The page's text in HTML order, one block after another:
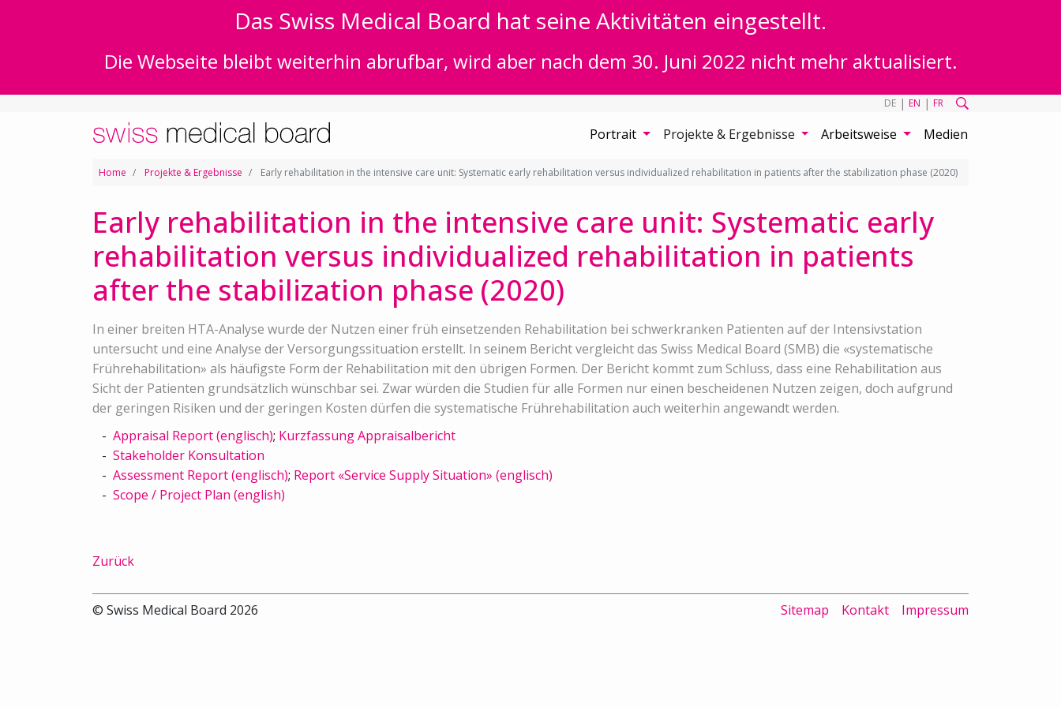
Das Swiss Medical Board hat seine Aktivitäten eingestellt.
Die Webseite bleibt weiterhin abrufbar, wird aber nach dem 30. Juni 2022 nicht mehr aktualisiert.
DE | EN | FR
Portrait Projekte & Ergebnisse Arbeitsweise Medien
Home Projekte & Ergebnisse Early rehabilitation in the intensive care unit: Systematic early rehabilitation versus individualized rehabilitation in patients after the stabilization phase (2020)
Early rehabilitation in the intensive care unit: Systematic early
rehabilitation versus individualized rehabilitation in patients
after the stabilization phase (2020)
In einer breiten HTA-Analyse wurde der Nutzen einer früh einsetzenden Rehabilitation bei schwerkranken Patienten auf der Intensivstation
untersucht und eine Analyse der Versorgungssituation erstellt. In seinem Bericht vergleicht das Swiss Medical Board (SMB) die «systematische
Frührehabilitation» als häufigste Form der Rehabilitation mit den übrigen Formen. Der Bericht kommt zum Schluss, dass eine Rehabilitation aus
Sicht der Patienten grundsätzlich wünschbar sei. Zwar würden die Studien für alle Formen nur einen bescheidenen Nutzen zeigen, doch aufgrund
der geringen Risiken und der geringen Kosten dürfen die systematische Frührehabilitation auch weiterhin angewandt werden.
Appraisal Report (englisch); Kurzfassung Appraisalbericht
Stakeholder Konsultation
Assessment Report (englisch); Report «Service Supply Situation» (englisch)
Scope / Project Plan (english)
Zurück
© Swiss Medical Board 2026 Sitemap Kontakt Impressum